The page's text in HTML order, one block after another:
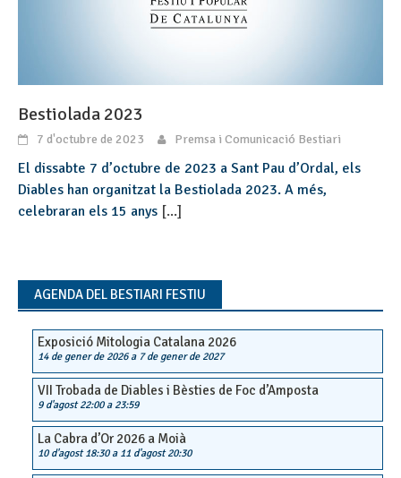
Bestiolada 2023
7 d'octubre de 2023 Premsa i Comunicació Bestiari
El dissabte 7 d’octubre de 2023 a Sant Pau d’Ordal, els
Diables han organitzat la Bestiolada 2023. A més,
celebraran els 15 anys [...]
AGENDA DEL BESTIARI FESTIU
Exposició Mitologia Catalana 2026
14 de gener de 2026a 7 de gener de 2027
VII Trobada de Diables i Bèsties de Foc d’Amposta
9 d'agost 22:00a 23:59
La Cabra d’Or 2026 a Moià
10 d'agost 18:30a 11 d'agost 20:30